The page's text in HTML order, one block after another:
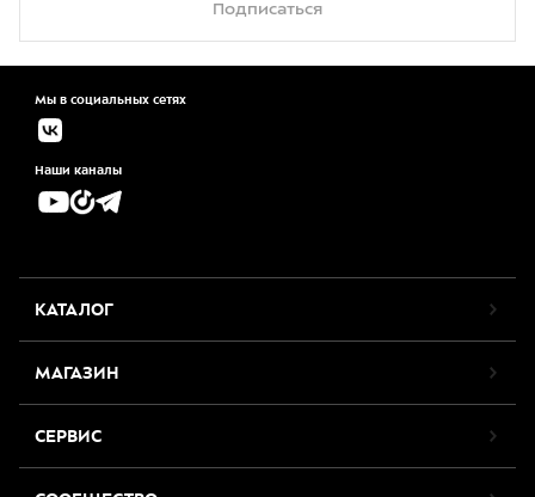
Подписаться
Мы в социальных сетях
Наши каналы
КАТАЛОГ
МАГАЗИН
СЕРВИС